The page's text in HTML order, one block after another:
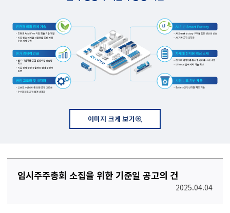
이미지 크게 보기
임시주주총회 소집을 위한 기준일 공고의 건
2025.04.04